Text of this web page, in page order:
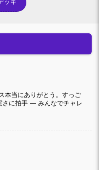
ッキ
本当にありがとう。すっご
さに拍手 — みんなでチャレ